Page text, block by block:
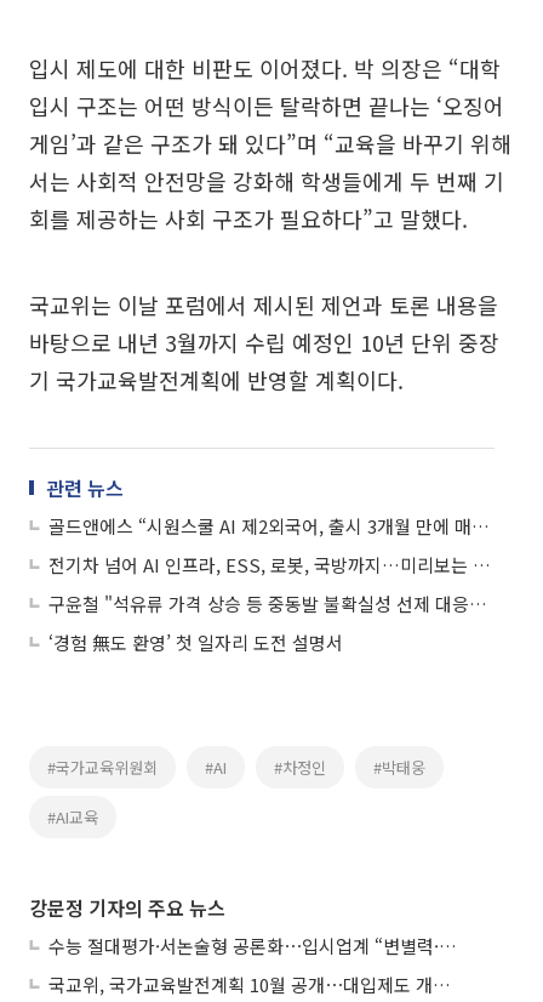
입시 제도에 대한 비판도 이어졌다. 박 의장은 “대학
입시 구조는 어떤 방식이든 탈락하면 끝나는 ‘오징어
게임’과 같은 구조가 돼 있다”며 “교육을 바꾸기 위해
서는 사회적 안전망을 강화해 학생들에게 두 번째 기
회를 제공하는 사회 구조가 필요하다”고 말했다.
국교위는 이날 포럼에서 제시된 제언과 토론 내용을
바탕으로 내년 3월까지 수립 예정인 10년 단위 중장
기 국가교육발전계획에 반영할 계획이다.
관련 뉴스
골드앤에스 “시원스쿨 AI 제2외국어, 출시 3개월 만에 매출 두 자릿수 비중”
전기차 넘어 AI 인프라, ESS, 로봇, 국방까지…미리보는 인터배터리 2026
구윤철 "석유류 가격 상승 등 중동발 불확실성 선제 대응하라"
‘경험 無도 환영’ 첫 일자리 도전 설명서
#국가교육위원회 #AI #차정인 #박태웅
#AI교육
강문정 기자의 주요 뉴스
수능 절대평가·서논술형 공론화⋯입시업계 “변별력·사교육 대책 먼저”
국교위, 국가교육발전계획 10월 공개⋯대입제도 개편 공론화 추진